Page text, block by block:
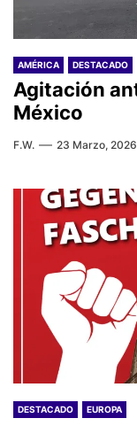
AMÉRICA DESTACADO
Agitación
México
F.W. 23 Marzo, 2026
DESTACADO EUROPA